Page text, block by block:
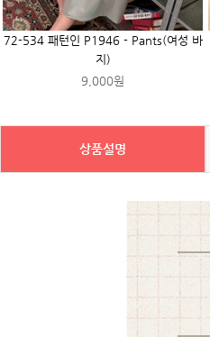
72-534 패턴인 P1946 - Pants(여성 바
지)
9,000원
상품설명